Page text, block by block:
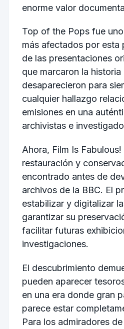
enorme valor
Top of the Pops fue
más afectados por esta
de las presentaciones
que marcaron la historia
desaparecieron para
cualquier hallazgo
emisiones en una
archivistas e
Ahora, Film Is
restauración y
encontrado antes de
archivos de la BBC. El
estabilizar y digitalizar
garantizar su
facilitar futuras
investigaciones.
El descubrimiento
pueden aparecer
en una era donde gran
parece estar
Para los admiradores